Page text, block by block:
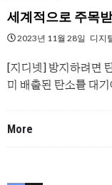
세계적으로 주목
2023년 11월 28일 디지
[지디넷] 방지하려면
미 배출된 탄소를 대
More